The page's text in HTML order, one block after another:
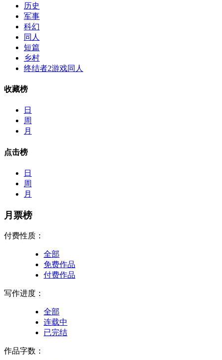
历史
军事
科幻
同人
短篇
乡村
终结者2游戏同人
收藏榜
日
周
月
点击榜
日
周
月
月票榜
付费性质：
全部
免费作品
付费作品
写作进度：
全部
连载中
已完结
作品字数：